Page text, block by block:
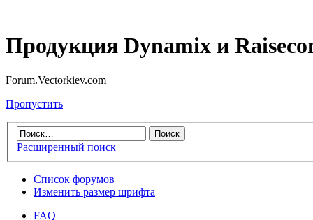
Продукция Dynamix и
Forum.Vectorkiev.com
Пропустить
Расширенный поиск
Список форумов
Изменить размер шрифта
FAQ